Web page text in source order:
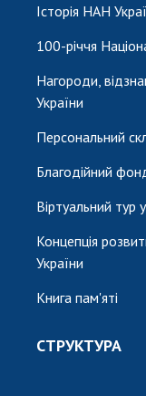
Історія НАН
100-річчя
Нагороди,
України
Персональний
Благодійний
Віртуальний тур
Концепція
України
Книга пам'яті
СТРУКТУРА